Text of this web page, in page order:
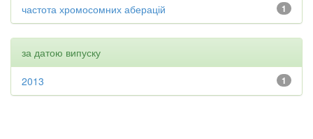
1
частота хромосомних аберацій
за датою випуску
1
2013